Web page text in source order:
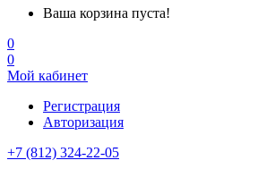
Ваша корзина пуста!
0
0
Мой кабинет
Регистрация
Авторизация
+7 (812) 324-22-05